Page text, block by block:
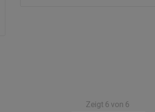
Zeigt 6 von 6